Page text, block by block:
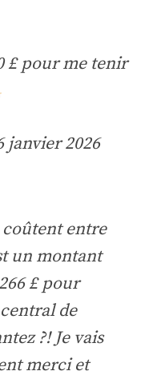
£ pour me tenir
janvier 2026
entre
un montant
£ pour
de
?! Je vais
merci et